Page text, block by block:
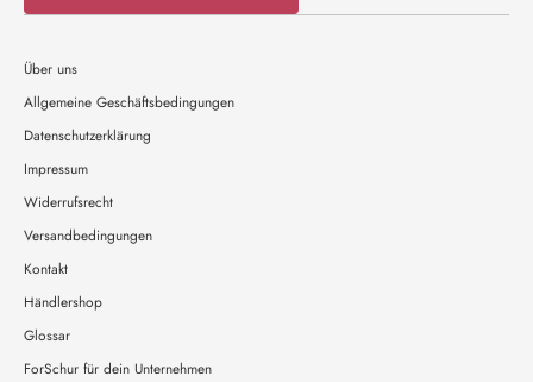
Über uns
Allgemeine Geschäftsbedingungen
Datenschutzerklärung
Impressum
Widerrufsrecht
Versandbedingungen
Kontakt
Händlershop
Glossar
ForSchur für dein Unternehmen